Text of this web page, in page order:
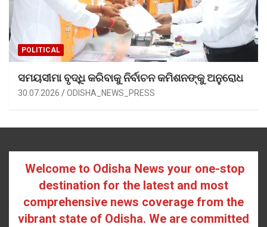
POLITICAL
ସମୟସୀମା ବୃଦ୍ଧି କରିବାକୁ ନିର୍ବାଚନ କମିଶନଙ୍କୁ ଅନୁରୋଧ
30.07.2026 ODISHA_NEWS_PRESS
Welcome to Odisha News your one-stop
destination for the latest and most
comprehensive news coverage from the
vibrant state of Odisha. We are committed